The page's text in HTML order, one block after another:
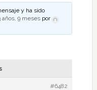
y ha sido
años, 9 meses por
#6482